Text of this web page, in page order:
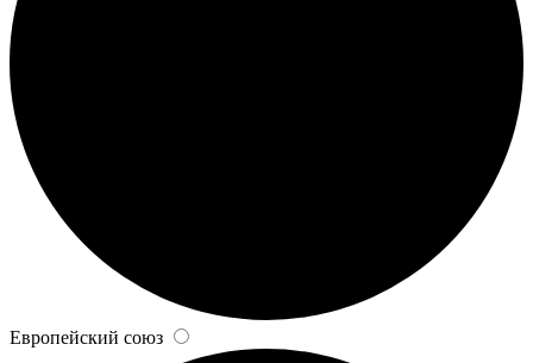
Европейский союз